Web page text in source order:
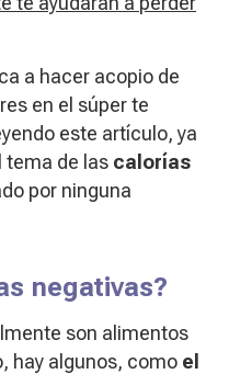
a hacer acopio de
en el súper te
este artículo, ya
tema de las calorías
por ninguna
negativas?
son alimentos
hay algunos, como el